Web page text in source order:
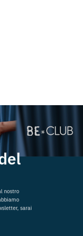
nostro
sarai